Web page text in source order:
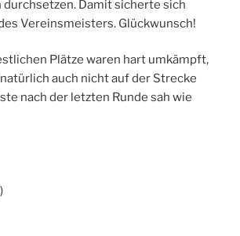
durchsetzen. Damit sicherte sich
Vereinsmeisters. Glückwunsch!
Plätze waren hart umkämpft,
auch nicht auf der Strecke
nach der letzten Runde sah wie